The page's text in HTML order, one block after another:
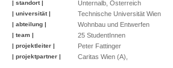
| standort | Unternalb, Österreich
| universität | Technische Universität Wien
| abteilung | Wohnbau und Entwerfen
| team | 25 StudentInnen
| projektleiter | Peter Fattinger
| projektpartner | Caritas Wien (A),